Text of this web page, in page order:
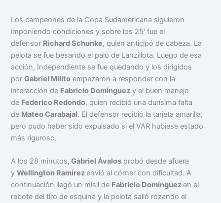
Los campeones de la Copa Sudamericana siguieron
imponiendo condiciones y sobre los 25′ fue el
defensor Richard Schunke, quien anticipó de cabeza. La
pelota se fue besando el palo de Lanzillota. Luego de esa
acción, Independiente se fue quedando y los dirigidos
porGabriel Milito empezaron a responder con la
interacción de Fabricio Domínguez y el buen manejo
de Federico Redondo, quien recibió una durísima falta
de Mateo Carabajal. El defensor recibió la tarjeta amarilla,
pero pudo haber sido expulsado si el VAR hubiese estado
más riguroso.
A los 28 minutos, Gabriel Ávalos probó desde afuera
yWellington Ramírez envió al córner con dificultad. A
continuación llegó un misil de Fabricio Domínguez en el
rebote del tiro de esquina y la pelota salió rozando el